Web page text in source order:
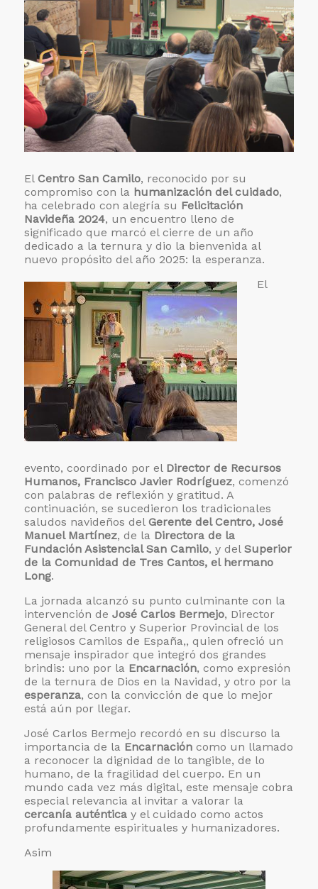
ElCentro San Camilo, reconocido por su
compromiso con la humanización del cuidado,
ha celebrado con alegría su Felicitación
Navideña 2024, un encuentro lleno de
significado que marcó el cierre de un año
dedicado a la ternura y dio la bienvenida al
nuevo propósito del año 2025: la esperanza.
El
evento, coordinado por el Director de Recursos
Humanos, Francisco Javier Rodríguez, comenzó
con palabras de reflexión y gratitud. A
continuación, se sucedieron los tradicionales
saludos navideños delGerente del Centro, José
Manuel Martínez, de la Directora de la
Fundación Asistencial San Camilo, y delSuperior
de la Comunidad de Tres Cantos, el hermano
Long.
La jornada alcanzó su punto culminante con la
intervención deJosé Carlos Bermejo, Director
General del Centro y Superior Provincial de los
religiosos Camilos de España,, quien ofreció un
mensaje inspirador que integró dos grandes
brindis: uno por la Encarnación, como expresión
de la ternura de Dios en la Navidad, y otro por la
esperanza, con la convicción de que lo mejor
está aún por llegar.
José Carlos Bermejo recordó en su discurso la
importancia de la Encarnación como un llamado
a reconocer la dignidad de lo tangible, de lo
humano, de la fragilidad del cuerpo. En un
mundo cada vez más digital, este mensaje cobra
especial relevancia al invitar a valorar la
cercanía auténtica y el cuidado como actos
profundamente espirituales y humanizadores.
Asim